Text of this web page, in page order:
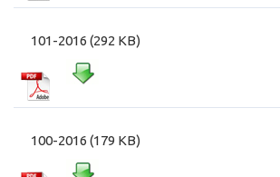
101-2016 (292 KB)
100-2016 (179 KB)